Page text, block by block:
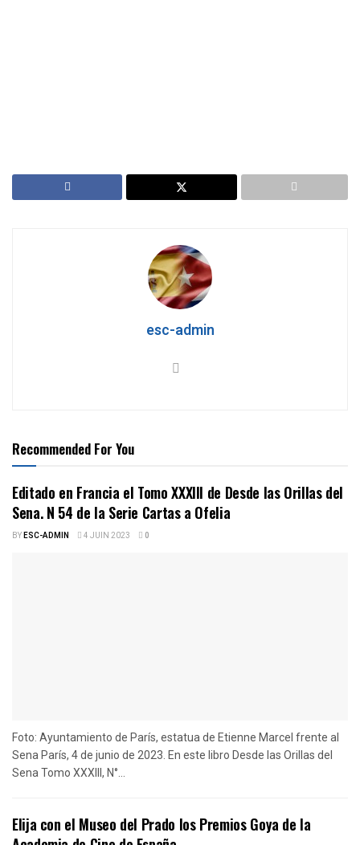
esc-admin
Recommended For You
Editado en Francia el Tomo XXXIII de Desde las Orillas del
Sena. N 54 de la Serie Cartas a Ofelia
BYESC-ADMIN 4 JUIN 2023 0
Foto: Ayuntamiento de París, estatua de Etienne Marcel frente al
Sena París, 4 de junio de 2023. En este libro Desde las Orillas del
Sena Tomo XXXIII, N°...
Elija con el Museo del Prado los Premios Goya de la